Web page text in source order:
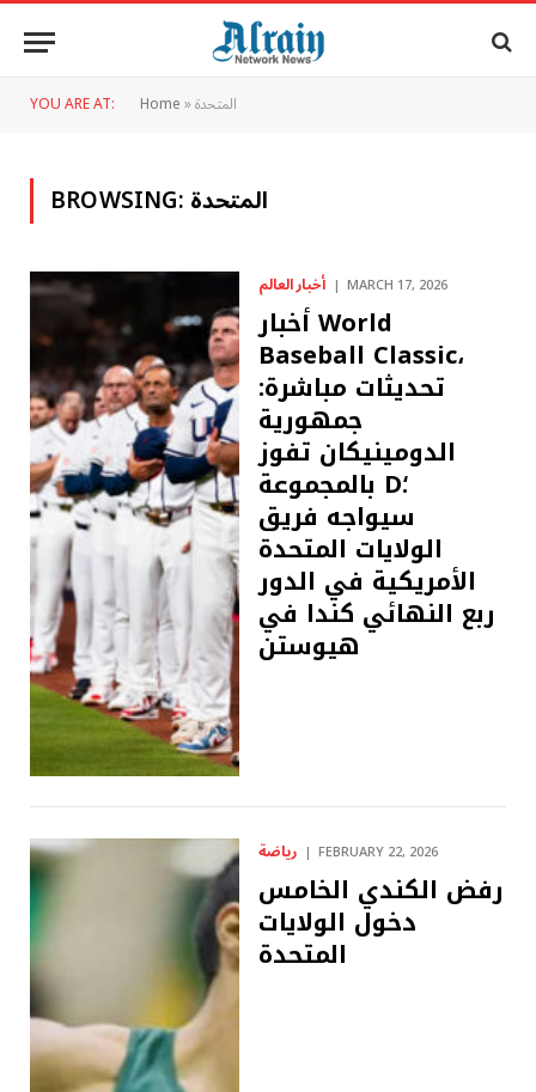
YOU ARE AT: Home»المتحدة
BROWSING:المتحدة
أخبار العالم MARCH 17, 2026
أخبار World
Baseball Classic،
تحديثات مباشرة:
جمهورية
الدومينيكان تفوز
بالمجموعة D؛
سيواجه فريق
الولايات المتحدة
الأمريكية في الدور
ربع النهائي كندا في
هيوستن
رياضة FEBRUARY 22, 2026
رفض الكندي الخامس
دخول الولايات
المتحدة